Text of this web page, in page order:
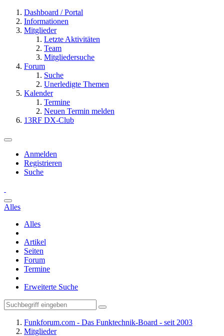
Dashboard / Portal
Informationen
Mitglieder
Letzte Aktivitäten
Team
Mitgliedersuche
Forum
Suche
Unerledigte Themen
Kalender
Termine
Neuen Termin melden
13RF DX-Club
Anmelden
Registrieren
Suche
Alles
Alles
Artikel
Seiten
Forum
Termine
Erweiterte Suche
Funkforum.com - Das Funktechnik-Board - seit 2003
Mitglieder